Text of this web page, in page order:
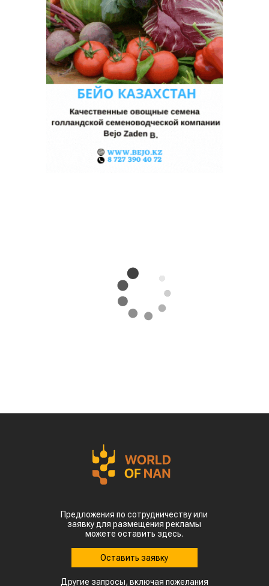
Предложения по сотрудничеству или
заявку для размещения рекламы
можете оставить здесь.
Оставить заявку
Другие запросы, включая пожелания